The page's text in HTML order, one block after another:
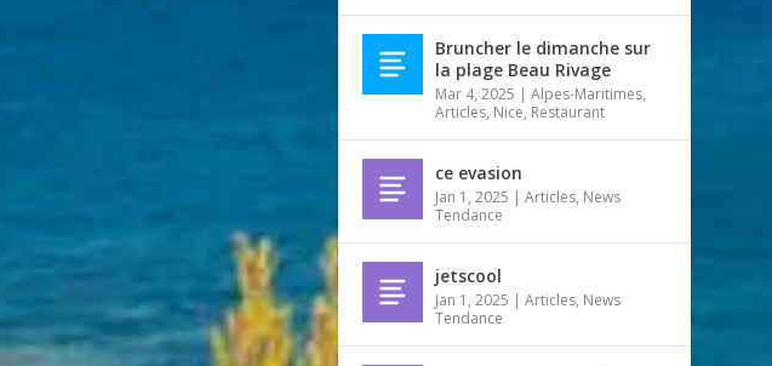
Bruncher le dimanche sur
la plage Beau Rivage
Mar 4, 2025 |Alpes-Maritimes,
Articles, Nice, Restaurant
ce evasion
Jan 1, 2025 |Articles, News
Tendance
jetscool
Jan 1, 2025 |Articles, News
Tendance